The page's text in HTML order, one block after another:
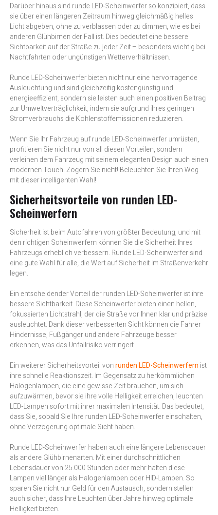
Darüber hinaus sind runde LED-Scheinwerfer so konzipiert, dass
sie über einen längeren Zeitraum hinweg gleichmäßig helles
Licht abgeben, ohne zu verblassen oder zu dimmen, wie es bei
anderen Glühbirnen der Fall ist. Dies bedeutet eine bessere
Sichtbarkeit auf der Straße zu jeder Zeit – besonders wichtig bei
Nachtfahrten oder ungünstigen Wetterverhältnissen.
Runde LED-Scheinwerfer bieten nicht nur eine hervorragende
Ausleuchtung und sind gleichzeitig kostengünstig und
energieeffizient, sondern sie leisten auch einen positiven Beitrag
zur Umweltverträglichkeit, indem sie aufgrund ihres geringen
Stromverbrauchs die Kohlenstoffemissionen reduzieren.
Wenn Sie Ihr Fahrzeug auf runde LED-Scheinwerfer umrüsten,
profitieren Sie nicht nur von all diesen Vorteilen, sondern
verleihen dem Fahrzeug mit seinem eleganten Design auch einen
modernen Touch. Zögern Sie nicht! Beleuchten Sie Ihren Weg
mit dieser intelligenten Wahl!
Sicherheitsvorteile von runden LED-
Scheinwerfern
Sicherheit ist beim Autofahren von größter Bedeutung, und mit
den richtigen Scheinwerfern können Sie die Sicherheit Ihres
Fahrzeugs erheblich verbessern. Runde LED-Scheinwerfer sind
eine gute Wahl für alle, die Wert auf Sicherheit im Straßenverkehr
legen.
Ein entscheidender Vorteil der runden LED-Scheinwerfer ist ihre
bessere Sichtbarkeit. Diese Scheinwerfer bieten einen hellen,
fokussierten Lichtstrahl, der die Straße vor Ihnen klar und präzise
ausleuchtet. Dank dieser verbesserten Sicht können die Fahrer
Hindernisse, Fußgänger und andere Fahrzeuge besser
erkennen, was das Unfallrisiko verringert.
Ein weiterer Sicherheitsvorteil vonrunden LED-Scheinwerfern ist
ihre schnelle Reaktionszeit. Im Gegensatz zu herkömmlichen
Halogenlampen, die eine gewisse Zeit brauchen, um sich
aufzuwärmen, bevor sie ihre volle Helligkeit erreichen, leuchten
LED-Lampen sofort mit ihrer maximalen Intensität. Das bedeutet,
dass Sie, sobald Sie Ihre runden LED-Scheinwerfer einschalten,
ohne Verzögerung optimale Sicht haben.
Runde LED-Scheinwerfer haben auch eine längere Lebensdauer
als andere Glühbirnenarten. Mit einer durchschnittlichen
Lebensdauer von 25.000 Stunden oder mehr halten diese
Lampen viel länger als Halogenlampen oder HID-Lampen. So
sparen Sie nicht nur Geld für den Austausch, sondern stellen
auch sicher, dass Ihre Leuchten über Jahre hinweg optimale
Helligkeit bieten.